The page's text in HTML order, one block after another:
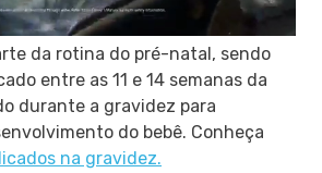
da rotina do pré-natal, sendo
entre as 11 e 14 semanas da
durante a gravidez para
do bebê. Conheça
na gravidez.